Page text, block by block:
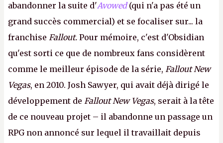
abandonner la suite d'Avowed(qui n'a pas été un
grand succès commercial) et se focaliser sur... la
franchise Fallout. Pour mémoire, c'est d'Obsidian
qu'est sorti ce que de nombreux fans considèrent
comme le meilleur épisode de la série, Fallout New
Vegas, en 2010. Josh Sawyer, qui avait déjà dirigé le
développement de Fallout New Vegas, serait à la tête
de ce nouveau projet – il abandonne un passage un
RPG non annoncé sur lequel il travaillait depuis